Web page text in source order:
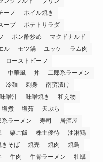
ーノ
ホイル焼き
ープ
ポテトサラダ
ポン酢炒め
マクドナルド
ル モツ鍋 ユッケ
ラム肉
ローストビーフ
中華風 丼
二郎系ラーメン
冷麺 刺身
南蛮漬け
味噌汁 味噌焼き
和え物
塩煮 塩茹
天ぷら
系ラーメン 寿司
居酒屋
栗ご飯 株主優待
油淋鶏
きそば 焼売 焼肉
焼鳥
牛肉 牛骨ラーメン
牡蠣